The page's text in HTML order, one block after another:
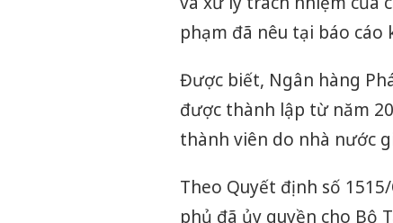
phạm đã nêu tại báo cáo
Được biết, Ngân hàng
được thành lập từ năm
thành viên do nhà nước
Theo Quyết định số
phủ đã ủy quyền cho Bộ